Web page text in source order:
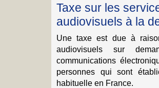
Taxe sur les
audiovisuels à la
Une taxe est due à
audiovisuels sur
communications
personnes qui sont
habituelle en France.